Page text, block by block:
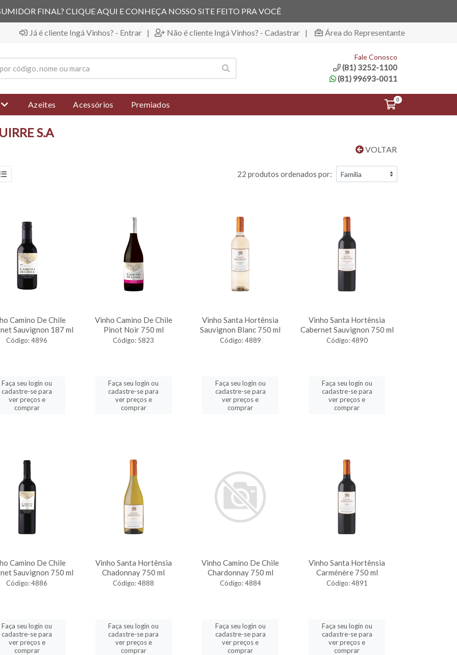
FINAL? CLIQUE AQUI E CONHEÇA NOSSO SITE FEITO PRA VOCÊ
Já é cliente Ingá Vinhos? - Entrar | Não é cliente Ingá Vinhos? - Cadastrar | Área do Representante
Fale Conosco
(81) 3252-1100
(81) 99693-0011
Azeites Acessórios Premiados
0
S.A
VOLTAR
22 produtos ordenados por:
Camino De Chile
Sauvignon 187 ml
Código: 4896
Faça seu login ou
cadastre-se para
ver preços e
comprar
Vinho Camino De Chile
Pinot Noir 750 ml
Código: 5823
Faça seu login ou
cadastre-se para
ver preços e
comprar
Vinho Santa Hortênsia
Sauvignon Blanc 750 ml
Código: 4889
Faça seu login ou
cadastre-se para
ver preços e
comprar
Vinho Santa Hortênsia
Cabernet Sauvignon 750 ml
Código: 4890
Faça seu login ou
cadastre-se para
ver preços e
comprar
Camino De Chile
Sauvignon 750 ml
Código: 4886
Faça seu login ou
cadastre-se para
ver preços e
comprar
Vinho Santa Hortênsia
Chadonnay 750 ml
Código: 4888
Faça seu login ou
cadastre-se para
ver preços e
comprar
Vinho Camino De Chile
Chardonnay 750 ml
Código: 4884
Faça seu login ou
cadastre-se para
ver preços e
comprar
Vinho Santa Hortênsia
Carménère 750 ml
Código: 4891
Faça seu login ou
cadastre-se para
ver preços e
comprar